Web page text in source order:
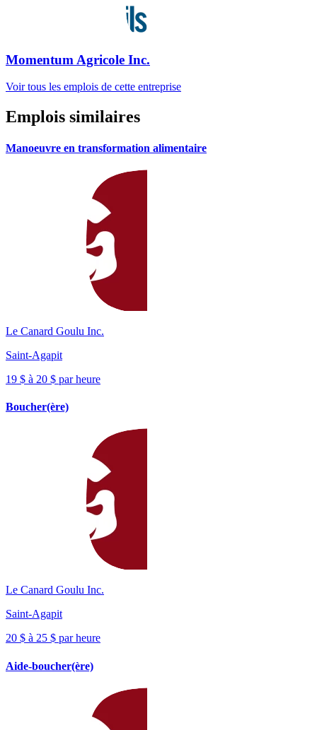
Momentum Agricole Inc.
Voir tous les emplois de cette entreprise
Emplois similaires
Manoeuvre en transformation alimentaire
Le Canard Goulu Inc.
Saint-Agapit
19 $ à 20 $ par heure
Boucher(ère)
Le Canard Goulu Inc.
Saint-Agapit
20 $ à 25 $ par heure
Aide-boucher(ère)